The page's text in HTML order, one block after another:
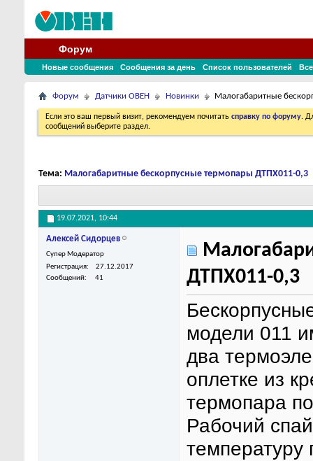
Форум
Новые сообщения Сообщения за день Список пользователей
Форум Датчики ОВЕН Новинки Малогабаритные
Если это ваш первый визит, рекомендуем почитать справку по форуму.
сообщений выберите раздел.
Тема: Малогабаритные бескорпусные термопары ДТПХ011-0,3
19.07.2021, 10:44
Алексей Сидорцев
Супер Модератор
Регистрация
27.12.2017
Сообщений
41
ДТПХ011-0,3
модели 011
два
оплетке из
термопара
Рабочий
температуру